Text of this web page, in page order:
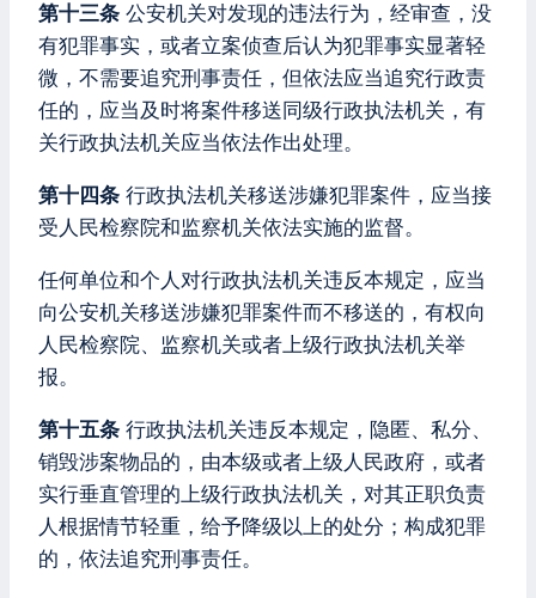
第十三条 公安机关对发现的违法行为，经审查，没
有犯罪事实，或者立案侦查后认为犯罪事实显著轻
微，不需要追究刑事责任，但依法应当追究行政责
任的，应当及时将案件移送同级行政执法机关，有
关行政执法机关应当依法作出处理。
第十四条 行政执法机关移送涉嫌犯罪案件，应当接
受人民检察院和监察机关依法实施的监督。
任何单位和个人对行政执法机关违反本规定，应当
向公安机关移送涉嫌犯罪案件而不移送的，有权向
人民检察院、监察机关或者上级行政执法机关举
报。
第十五条 行政执法机关违反本规定，隐匿、私分、
销毁涉案物品的，由本级或者上级人民政府，或者
实行垂直管理的上级行政执法机关，对其正职负责
人根据情节轻重，给予降级以上的处分；构成犯罪
的，依法追究刑事责任。